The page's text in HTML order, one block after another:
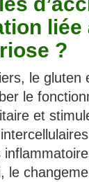
liée
?
le
le
et
le